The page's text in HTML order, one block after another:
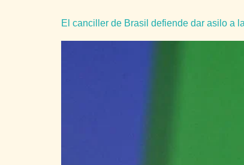
El canciller de Brasil defiende dar asilo a